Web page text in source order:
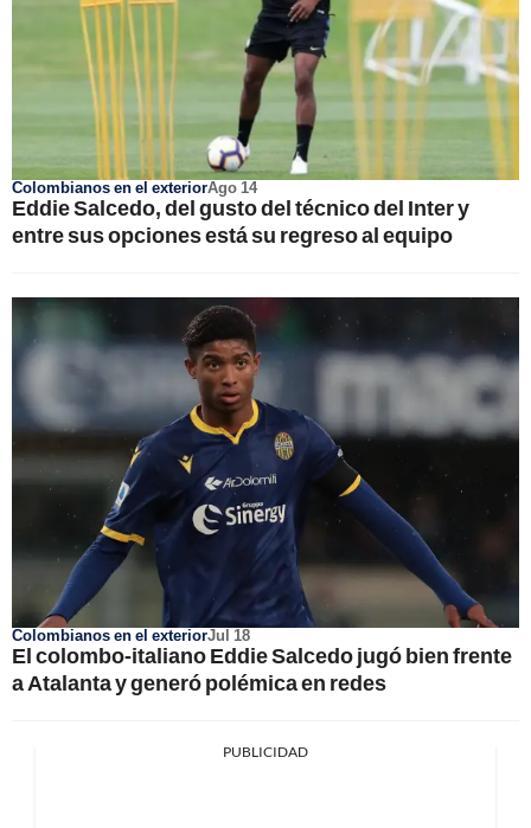
Colombianos en el exteriorAgo 14
Eddie Salcedo, del gusto del técnico del Inter y
entre sus opciones está su regreso al equipo
Colombianos en el exteriorJul 18
El colombo-italiano Eddie Salcedo jugó bien frente
a Atalanta y generó polémica en redes
PUBLICIDAD